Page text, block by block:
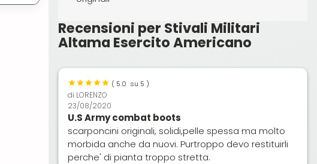
Recensioni per Stivali Militari
Altama Esercito Americano
( 5.0 su 5 )
di LORENZO
23/08/2020
U.S Army combat boots
scarponcini originali, solidi,pelle spessa ma molto
morbida anche da nuovi. Purtroppo devo restituirli
perche' di pianta troppo stretta.